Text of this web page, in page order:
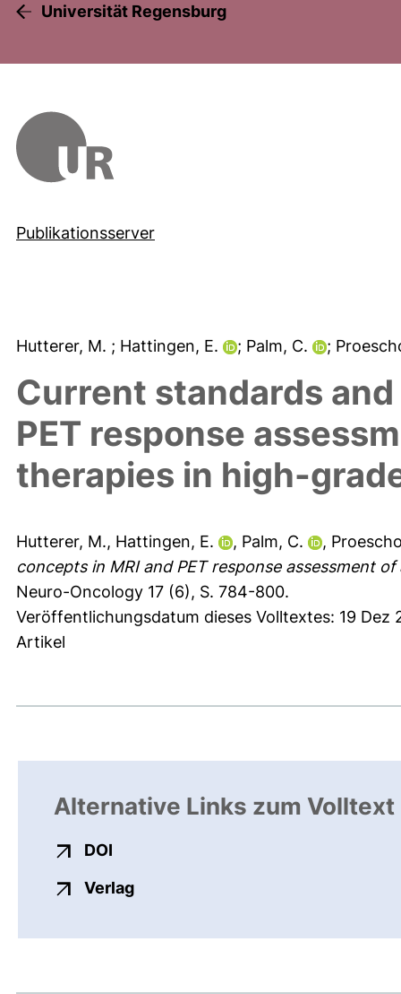
Universität Regensburg
Publikationsserver
Hutterer, M. ; Hattingen, E. ; Palm, C. ;
Current standards
PET response
therapies in high-
Hutterer, M., Hattingen, E. , Palm, C. ,
concepts in MRI and PET response assessment
Neuro-Oncology 17 (6), S. 784-800.
Veröffentlichungsdatum dieses Volltextes: 19 Dez
Artikel
Alternative Links zum Volltext
DOI
Verlagexterner Link, öffnet neues